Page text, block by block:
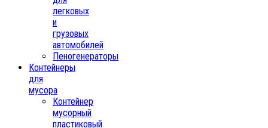
легковых
и
грузовых
автомобилей
Пеногенераторы
Контейнеры
для
мусора
Контейнер
мусорный
пластиковый